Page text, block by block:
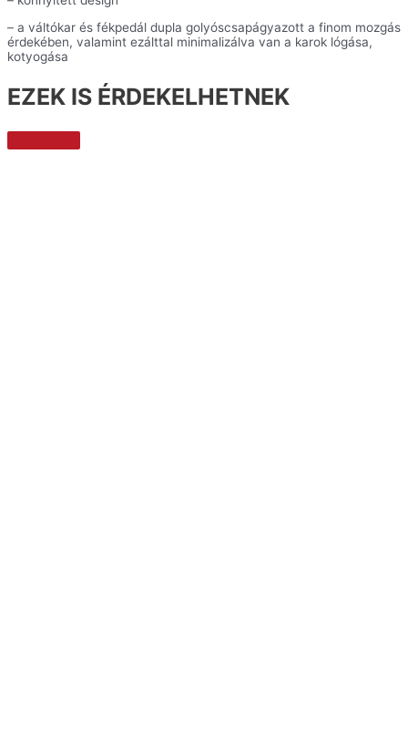
– a váltókar és fékpedál dupla golyóscsapágyazott a finom mozgás
érdekében, valamint ezálttal minimalizálva van a karok lógása,
kotyogása
EZEK IS ÉRDEKELHETNEK